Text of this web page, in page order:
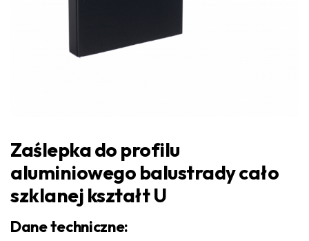
Zaślepka do profilu
aluminiowego balustrady cało
szklanej kształt U
Dane techniczne: